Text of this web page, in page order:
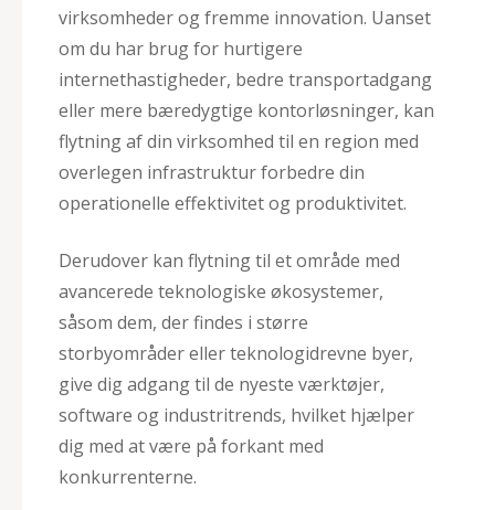
virksomheder og fremme innovation. Uanset
om du har brug for hurtigere
internethastigheder, bedre transportadgang
eller mere bæredygtige kontorløsninger, kan
flytning af din virksomhed til en region med
overlegen infrastruktur forbedre din
operationelle effektivitet og produktivitet.
Derudover kan flytning til et område med
avancerede teknologiske økosystemer,
såsom dem, der findes i større
storbyområder eller teknologidrevne byer,
give dig adgang til de nyeste værktøjer,
software og industritrends, hvilket hjælper
dig med at være på forkant med
konkurrenterne.